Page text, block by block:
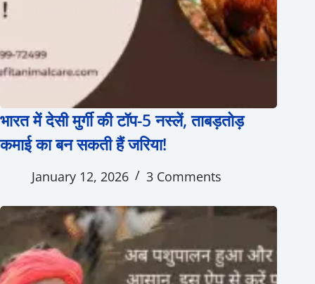
भारत में देसी मुर्गी की टॉप-5 नस्लें, ताबड़तोड़
कमाई का बन सकती हैं जरिया!
January 12, 2026 3 Comments